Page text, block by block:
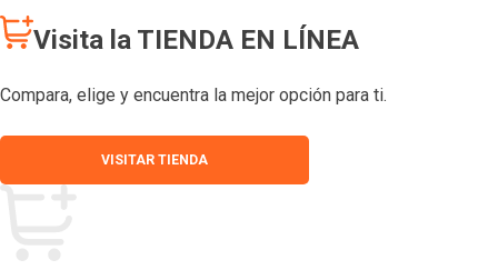
Visita la TIENDA EN LÍNEA
Compara, elige y encuentra la mejor opción para ti.
VISITAR TIENDA